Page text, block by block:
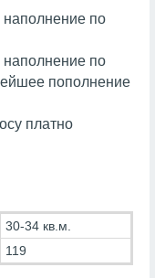
по
наполнение по
пополнение
платно
30-34 кв.м.
119